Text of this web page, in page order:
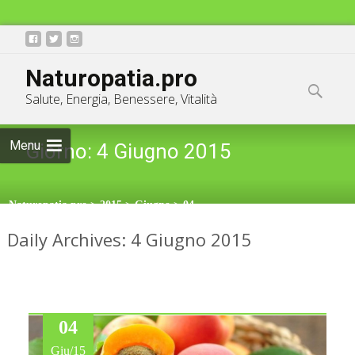
Naturopatia.pro
Salute, Energia, Benessere, Vitalità
Menu
content
Ricerca
per:
Giorno: 4 Giugno 2015
Naturopatia.pro>2015>Giugno>04
Daily Archives: 4 Giugno 2015
04
Giu/15